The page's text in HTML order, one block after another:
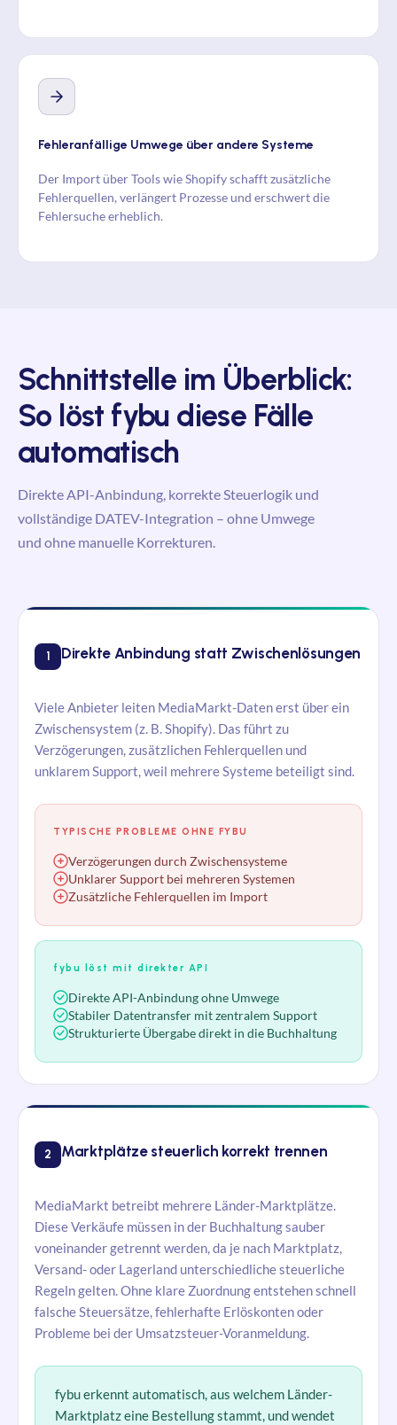
Fehleranfällige Umwege über andere Systeme
Der Import über Tools wie Shopify schafft zusätzliche
Fehlerquellen, verlängert Prozesse und erschwert die
Fehlersuche erheblich.
Schnittstelle im Überblick:
So löst fybu diese Fälle
automatisch
Direkte API-Anbindung, korrekte Steuerlogik und
vollständige DATEV-Integration – ohne Umwege
und ohne manuelle Korrekturen.
1 Direkte Anbindung statt Zwischenlösungen
Viele Anbieter leiten MediaMarkt-Daten erst über ein
Zwischensystem (z. B. Shopify). Das führt zu
Verzögerungen, zusätzlichen Fehlerquellen und
unklarem Support, weil mehrere Systeme beteiligt sind.
TYPISCHE PROBLEME OHNE FYBU
Verzögerungen durch Zwischensysteme
Unklarer Support bei mehreren Systemen
Zusätzliche Fehlerquellen im Import
fybu löst mit direkter API
Direkte API-Anbindung ohne Umwege
Stabiler Datentransfer mit zentralem Support
Strukturierte Übergabe direkt in die Buchhaltung
2 Marktplätze steuerlich korrekt trennen
MediaMarkt betreibt mehrere Länder-Marktplätze.
Diese Verkäufe müssen in der Buchhaltung sauber
voneinander getrennt werden, da je nach Marktplatz,
Versand- oder Lagerland unterschiedliche steuerliche
Regeln gelten. Ohne klare Zuordnung entstehen schnell
falsche Steuersätze, fehlerhafte Erlöskonten oder
Probleme bei der Umsatzsteuer-Voranmeldung.
fybuerkennt automatisch, aus welchem Länder-
Marktplatz eine Bestellung stammt, und wendet